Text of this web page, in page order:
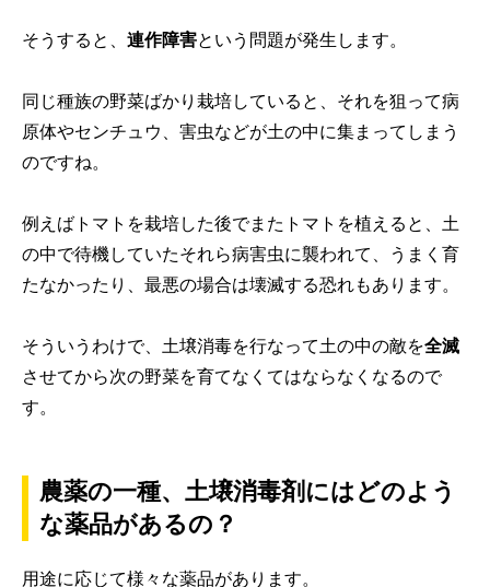
そうすると、 連作障害という問題が発生します。
同じ種族の野菜ばかり栽培していると、それを狙って病
原体やセンチュウ、害虫などが土の中に集まってしまう
のですね。
例えばトマトを栽培した後でまたトマトを植えると、土
の中で待機していたそれら病害虫に襲われて、うまく育
たなかったり、最悪の場合は壊滅する恐れもあります。
そういうわけで、土壌消毒を行なって土の中の敵を全滅
させてから次の野菜を育てなくてはならなくなるので
す。
農薬の一種、土壌消毒剤にはどのよう
な薬品があるの？
用途に応じて様々な薬品があります。